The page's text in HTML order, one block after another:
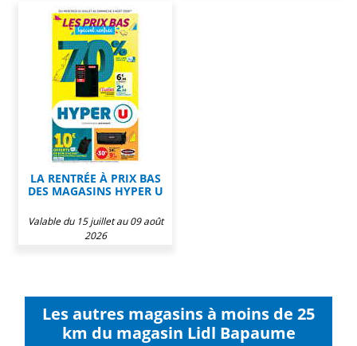
LA RENTRÉE À PRIX BAS
DES MAGASINS HYPER U
Valable du 15 juillet au 09 août
2026
Les autres magasins à moins de 25
km du magasin Lidl Bapaume